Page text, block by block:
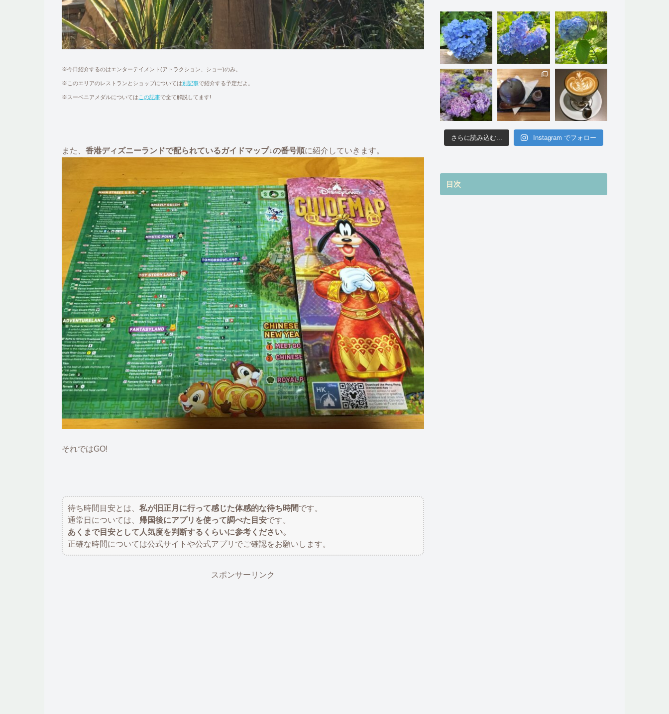
※今日紹介するのはエンターテイメント(アトラクション、ショー)のみ。
※このエリアのレストランとショップについては別記事で紹介する予定だよ。
※スーベニアメダルについてはこの記事で全て解説してます!
また、 香港ディズニーランドで配られているガイドマップ↓の番号順に紹介していきます。
それではGO!
待ち時間目安とは、 私が旧正月に行って感じた体感的な待ち時間です。
通常日については、 帰国後にアプリを使って調べた目安です。
あくまで目安として人気度を判断するくらいに参考ください。
正確な時間については公式サイトや公式アプリでご確認をお願いします。
スポンサーリンク
さらに読み込む... Instagram でフォロー
目次